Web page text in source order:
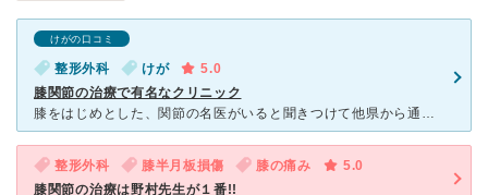
けがの口コミ
整形外科 けが
5.0
膝関節の治療で有名なクリニック
膝をはじめとした、関節の名医がいると聞きつけて他県から通っています。いつもとても混雑していますが、回転率がよいので予想していたよりかは早く診察に呼ばれます。とにかく怪我や病気を治したいという人にはおす
整形外科 膝半月板損傷 膝の痛み
5.0
膝関節の治療は野村先生が１番!!